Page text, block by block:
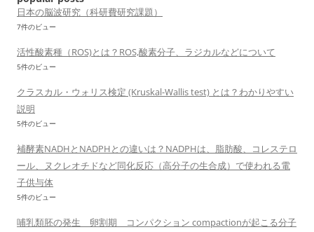
日本の脳波研究（科研費研究課題）
7件のビュー
活性酸素種（ROS)とは？ROS,酸素分子、ラジカルなどについて
5件のビュー
クラスカル・ウォリス検定 (Kruskal-Wallis test) とは？わかりやすい
説明
5件のビュー
補酵素NADHとNADPHとの違いは？NADPHは、脂肪酸、コレステロ
ール、ヌクレオチドなど同化反応（高分子の生合成）で使われる電
子供与体
5件のビュー
哺乳類胚の発生 卵割期 コンパクション compactionが起こる分子